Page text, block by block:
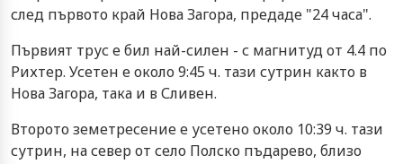
след първото край Нова Загора, предаде "24 часа".
Първият трус е бил най-силен - с магнитуд от 4.4 по
Рихтер. Усетен е около 9:45 ч. тази сутрин както в
Нова Загора, така и в Сливен.
Второто земетресение е усетено около 10:39 ч. тази
сутрин, на север от село Полско пъдарево, близо